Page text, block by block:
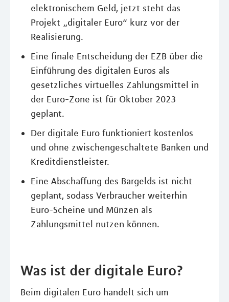
elektronischem Geld, jetzt steht das
Projekt „digitaler Euro“ kurz vor der
Realisierung.
Eine finale Entscheidung der EZB über die
Einführung des digitalen Euros als
gesetzliches virtuelles Zahlungsmittel in
der Euro-Zone ist für Oktober 2023
geplant.
Der digitale Euro funktioniert kostenlos
und ohne zwischengeschaltete Banken und
Kreditdienstleister.
Eine Abschaffung des Bargelds ist nicht
geplant, sodass Verbraucher weiterhin
Euro-Scheine und Münzen als
Zahlungsmittel nutzen können.
Was ist der digitale Euro?
Beim digitalen Euro handelt sich um